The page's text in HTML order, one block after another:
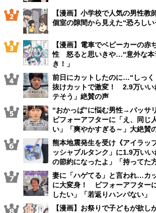
【漫画】小学校で人気の男性
個室の隙間から見えた“恐ろしい
【漫画】電車でベビーカーの赤
性 怒ると思いきや…“意外な本
き！」
前日にカットしたのに…“しっ
抜けカットで激変！ 2.9万いい
テそう」絶賛の声
“おかっぱ”に悩む男性→バッサ
ビフォーアフターに「え、同じ
い」「爽やかすぎる～」大絶賛
熊本地震発生を受け《アイラッ
ッシャブルタンク」に1.9万い
の節約になったよ」「持ってた
妻に「ハゲてる」と言われ…カ
に大変身！ ビフォーアフター
したい」「若返りハンパない」
【漫画】お祭りで子どもが欲し